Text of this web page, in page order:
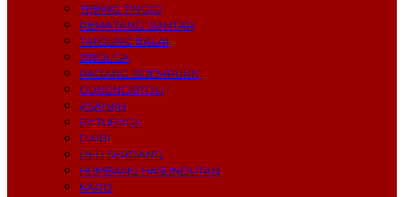
TEBING TINGGI
PEMATANG SIANTAR
TANJUNG BALAI
SIBOLGA
PADANG SIDEMPUAN
GUNUNGSITOLI
ASAHAN
BATUBARA
DAIRI
DELI SERDANG
HUMBANG HASUNDUTAN
KARO